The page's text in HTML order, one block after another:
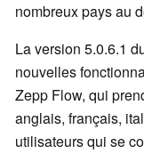
nombreux pays au
La version 5.0.6.1
nouvelles
Zepp Flow, qui
anglais, français,
utilisateurs qui se